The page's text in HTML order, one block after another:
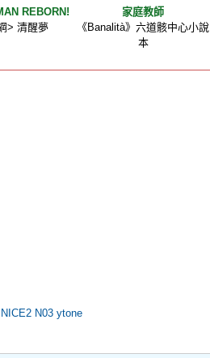
REBORN!
> 清醒夢
家庭教師
《Banalità》六道骸中心小說
本
N03 ytone